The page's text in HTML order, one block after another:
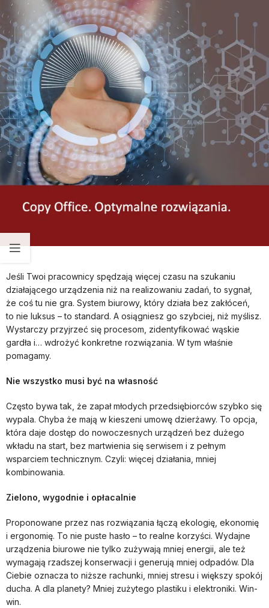
Jeśli Twoi pracownicy spędzają więcej czasu na szukaniu
działającego urządzenia niż na realizowaniu zadań, to sygnał,
że coś tu nie gra. System biurowy, który działa bez zakłóceń,
to nie luksus – to standard. A osiągniesz go szybciej, niż myślisz.
Wystarczy przyjrzeć się procesom, zidentyfikować wąskie
gardła i… wdrożyć konkretne rozwiązania. W tym właśnie
pomagamy.
Nie wszystko musi być na własność
Często bywa tak, że zapał młodych przedsiębiorców szybko się
wypala. Chyba że mają w kieszeni umowę dzierżawy. To opcja,
która daje dostęp do nowoczesnych urządzeń bez dużego
wkładu na start, bez martwienia się serwisem i z pełnym
wsparciem technicznym. Czyli: więcej działania, mniej
kombinowania.
Zielono, wygodnie i opłacalnie
Proponowane przez nas rozwiązania łączą ekologię, ekonomię
i ergonomię. To nie puste hasło – to realne korzyści. Wydajne
urządzenia biurowe nie tylko zużywają mniej energii, ale też
wymagają rzadszej konserwacji i generują mniej odpadów. Dla
Ciebie oznacza to niższe rachunki, mniej stresu i większy spokój
ducha. A dla planety? Mniej zużytego plastiku i elektroniki. Win-
win.